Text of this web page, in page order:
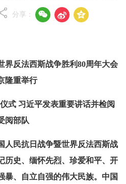
分享：   
界反法西斯战争胜利80周年大会
隆重举行
式 习近平发表重要讲话并检阅
阅部队
人民抗日战争暨世界反法西斯战
历史、缅怀先烈、珍爱和平、开
暴、自立自强的伟大民族。中国